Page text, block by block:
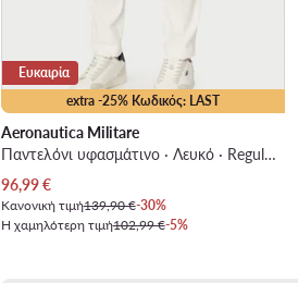
extra -25% Κωδικός: LAST
Ευκαιρία
Aeronautica Militare
Παντελόνι υφασμάτινο · Λευκό · Regular Fit
Τρέχουσα τιμή
96,99€
Κανονική τιμή139,90 €-30%
Η χαμηλότερη τιμή102,99 €-5%